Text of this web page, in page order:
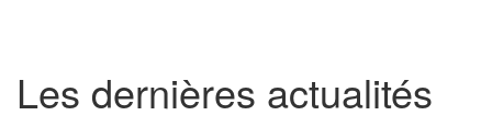
Les dernières actualités